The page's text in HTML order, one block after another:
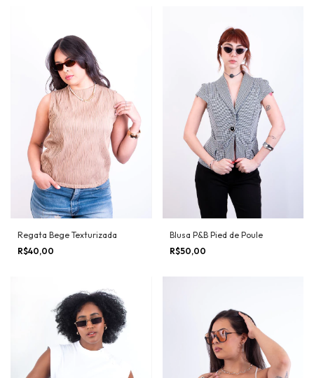
Regata Bege Texturizada
R$40,00
Blusa P&B Pied de Poule
R$50,00